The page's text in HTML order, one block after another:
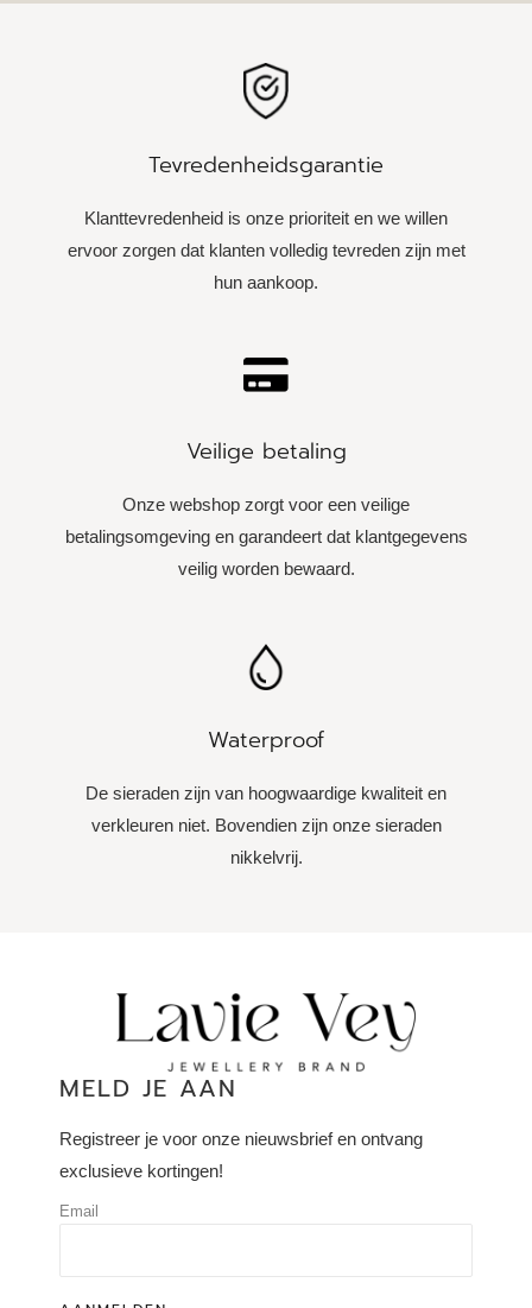
Tevredenheidsgarantie
Klanttevredenheid is onze prioriteit en we willen
ervoor zorgen dat klanten volledig tevreden zijn met
hun aankoop.
Veilige betaling
Onze webshop zorgt voor een veilige
betalingsomgeving en garandeert dat klantgegevens
veilig worden bewaard.
Waterproof
De sieraden zijn van hoogwaardige kwaliteit en
verkleuren niet. Bovendien zijn onze sieraden
nikkelvrij.
MELD JE AAN
Registreer je voor onze nieuwsbrief en ontvang
exclusieve kortingen!
Email